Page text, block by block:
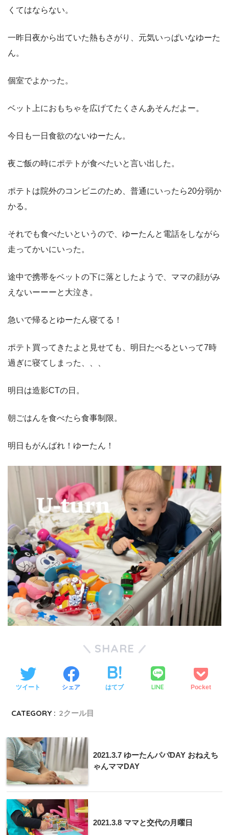
くてはならない。
一昨日夜から出ていた熱もさがり、元気いっぱいなゆーた
ん。
個室でよかった。
ベット上におもちゃを広げてたくさんあそんだよー。
今日も一日食欲のないゆーたん。
夜ご飯の時にポテトが食べたいと言い出した。
ポテトは院外のコンビニのため、普通にいったら20分弱か
かる。
それでも食べたいというので、ゆーたんと電話をしながら
走ってかいにいった。
途中で携帯をベットの下に落としたようで、ママの顔がみ
えないーーーと大泣き。
急いで帰るとゆーたん寝てる！
ポテト買ってきたよと見せても、明日たべるといって7時
過ぎに寝てしまった、、、
明日は造影CTの日。
朝ごはんを食べたら食事制限。
明日もがんばれ！ゆーたん！
SHARE
ツイート シェア はてブ LINE Pocket
CATEGORY : 2クール目
2021.3.7 ゆーたんパパDAY おねえち
ゃんママDAY
2021.3.8 ママと交代の月曜日